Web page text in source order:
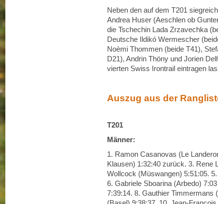
Neben den auf dem T201
Andrea Huser (Aeschlen ob
die Tschechin Lada Zrzavechka
Deutsche Ildikó Wermescher
Noèmi Thommen (beide T41),
D21), Andrin Thöny und Jorien
vierten Swiss Irontrail eintragen
Auszug aus der
T201
Männer:
1. Ramon Casanovas (Le
Klausen) 1:32:40 zurück. 3. Rene
Wollcock (Müswangen) 5:51:05.
6. Gabriele Sboarina (Arbedo)
7:39:14. 8. Gauthier Timmermans